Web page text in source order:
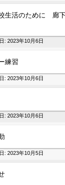
生活のために 廊
: 2023年10月6日
練習
: 2023年10月6日
: 2023年10月6日
: 2023年10月5日